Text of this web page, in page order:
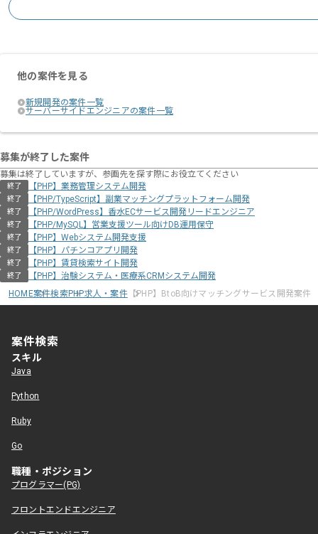
他の案件を見る
新規開発の案件一覧
サーバーサイドエンジニアの案件一覧
募集が終了した案件
募集は終了していますが、参画先を探す際にお役立てください
終了 【PHP】業務管理システム開発
終了 【PHP/TypeScript】副業マッチングプラットフォーム開発
終了 【PHP/WordPress】香水ECサービス開発リードエンジニア
終了 【PHP/MySQL】営業支援ツール向けDB運用保守
終了 【PHP】Webシステム開発支援
終了 【PHP】パチンコアプリ開発
終了 【PHP】賃貸検索サイト開発
終了
【PHP】治験システム・医療系CRMシステム開発
HOME案件検索PHP求人・案件【PHP】BtoB向けマッチングサービス開発案件
案件検索
スキル
Java
Python
Ruby
Go
職種・ポジション
プログラマー(PG)
フロントエンドエンジニア